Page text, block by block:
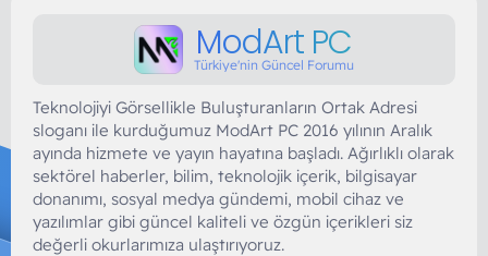
ModArt PC
Türkiye'nin Güncel Forumu
Teknolojiyi Görsellikle Buluşturanların Ortak Adresi
sloganı ile kurduğumuz ModArt PC 2016 yılının Aralık
ayında hizmete ve yayın hayatına başladı. Ağırlıklı olarak
sektörel haberler, bilim, teknolojik içerik, bilgisayar
donanımı, sosyal medya gündemi, mobil cihaz ve
yazılımlar gibi güncel kaliteli ve özgün içerikleri siz
değerli okurlarımıza ulaştırıyoruz.